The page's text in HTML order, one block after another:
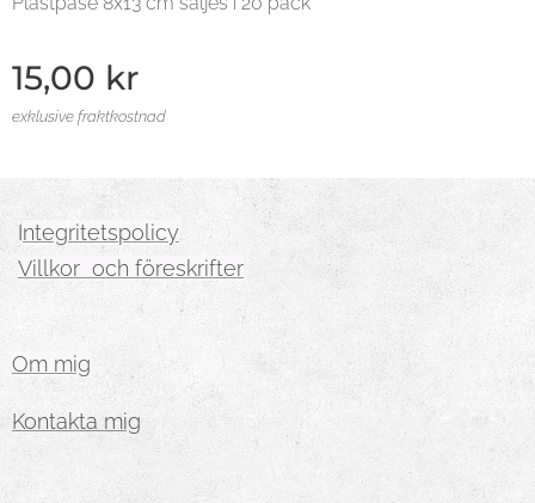
15,00 kr
exklusive fraktkostnad
Integritetspolicy
Villkor och föreskrifter
Om mig
Kontakta mig